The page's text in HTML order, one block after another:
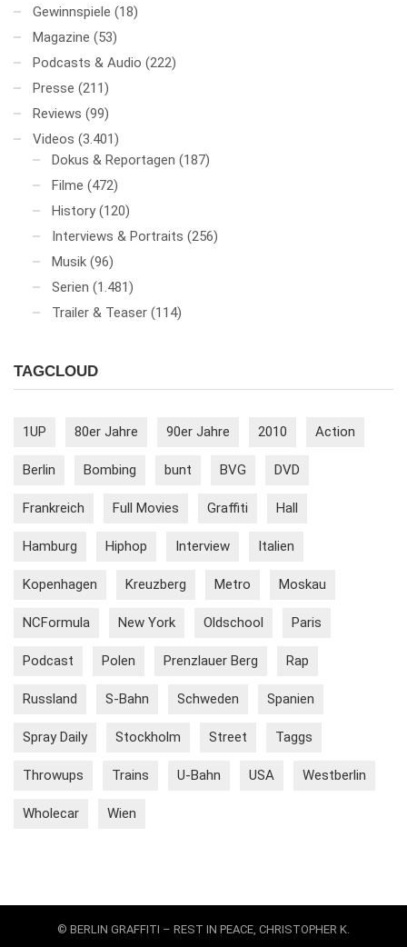
Gewinnspiele (18)
Magazine (53)
Podcasts & Audio (222)
Presse (211)
Reviews (99)
Videos (3.401)
Dokus & Reportagen (187)
Filme (472)
History (120)
Interviews & Portraits (256)
Musik (96)
Serien (1.481)
Trailer & Teaser (114)
TAGCLOUD
1UP 80er Jahre 90er Jahre 2010 Action
Berlin Bombing bunt BVG DVD
Frankreich Full Movies Graffiti Hall
Hamburg Hiphop Interview Italien
Kopenhagen Kreuzberg Metro Moskau
NCFormula New York Oldschool Paris
Podcast Polen Prenzlauer Berg Rap
Russland S-Bahn Schweden Spanien
Spray Daily Stockholm Street Taggs
Throwups Trains U-Bahn USA Westberlin
Wholecar Wien
© BERLIN GRAFFITI – REST IN PEACE, CHRISTOPHER K.